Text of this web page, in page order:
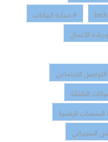
# حماية البيانات
الأعمال
الاجتماعي
الناشئة
المنصات الرقمية
السبيراني